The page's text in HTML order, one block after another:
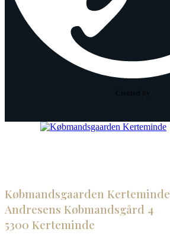
Created by
Købmandsgaarden Kerteminde
Andresens Købmandsgård 4
5300 Kerteminde